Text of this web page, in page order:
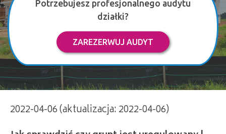
Potrzebujesz profesjonalnego audytu
działki?
ZAREZERWUJ AUDYT
2022-04-06 (aktualizacja: 2022-04-06)
Jak sprawdzić czy grunt jest uregulowany |